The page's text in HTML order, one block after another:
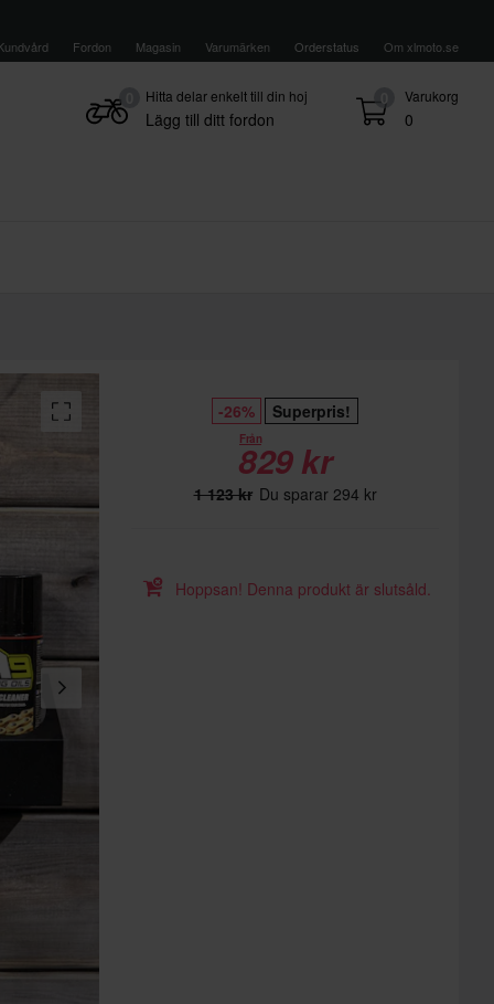
Fordon Magasin Varumärken Orderstatus Om xlmoto.se
0 Varukorg
0
Hitta delar enkelt till din hoj
Lägg till ditt fordon
-26% Superpris!
Från
829 kr
1 123 kr Du sparar 294 kr
Hoppsan! Denna produkt är slutsåld.